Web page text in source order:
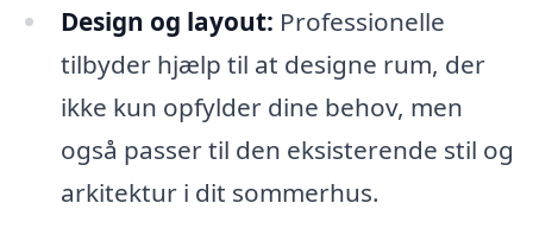
Design og layout: Professionelle
tilbyder hjælp til at designe rum, der
ikke kun opfylder dine behov, men
også passer til den eksisterende stil og
arkitektur i dit sommerhus.